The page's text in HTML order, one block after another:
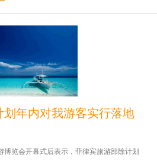
划年内对我游客实行落地
览会开幕式后表示，菲律宾旅游部除计划